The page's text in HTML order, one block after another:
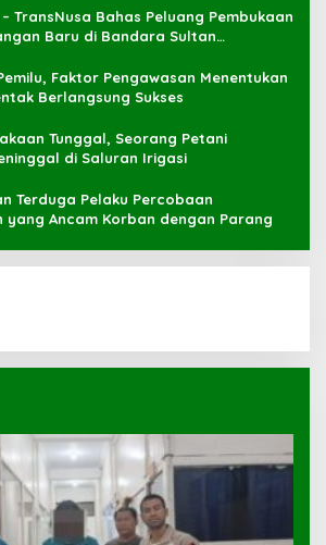
TransNusa Bahas Peluang Pembukaan
Baru di Bandara Sultan
Faktor Pengawasan Menentukan
Berlangsung Sukses
Tunggal, Seorang Petani
di Saluran Irigasi
Terduga Pelaku Percobaan
yang Ancam Korban dengan Parang